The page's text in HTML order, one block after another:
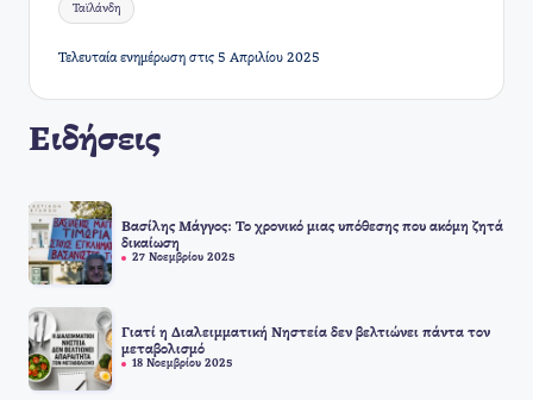
Ταϊλάνδη
Τελευταία ενημέρωση στις 5 Απριλίου 2025
Ειδήσεις
Βασίλης Μάγγος: Το χρονικό μιας υπόθεσης που ακόμη ζητά
δικαίωση
27 Νοεμβρίου 2025
Γιατί η Διαλειμματική Νηστεία δεν βελτιώνει πάντα τον
μεταβολισμό
18 Νοεμβρίου 2025